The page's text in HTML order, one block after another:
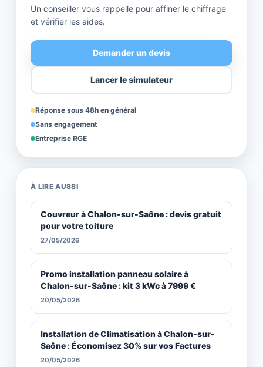
Un conseiller vous rappelle pour affiner le chiffrage
et vérifier les aides.
Demander un devis
Lancer le simulateur
Réponse sous 48h en général
Sans engagement
Entreprise RGE
À LIRE AUSSI
Couvreur à Chalon-sur-Saône : devis gratuit
pour votre toiture
27/05/2026
Promo installation panneau solaire à
Chalon-sur-Saône : kit 3 kWc à 7999 €
20/05/2026
Installation de Climatisation à Chalon-sur-
Saône : Économisez 30% sur vos Factures
20/05/2026